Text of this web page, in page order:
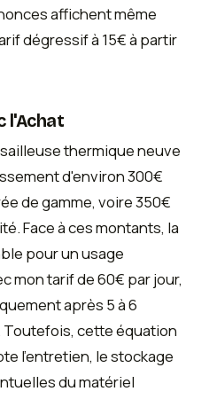
affichent même
dégressif à 15€ à partir
l'Achat
thermique neuve
d'environ 300€
de gamme, voire 350€
Face à ces montants, la
pour un usage
mon tarif de 60€ par jour,
après 5 à 6
cette équation
l'entretien, le stockage
du matériel